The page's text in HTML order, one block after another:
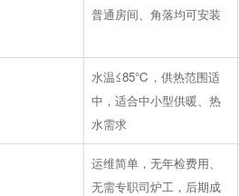
普通房间、角落均可安装
水温≤85℃，供热范围适
中，适合中小型供暖、热
水需求
运维简单，无年检费用、
无需专职司炉工，后期成